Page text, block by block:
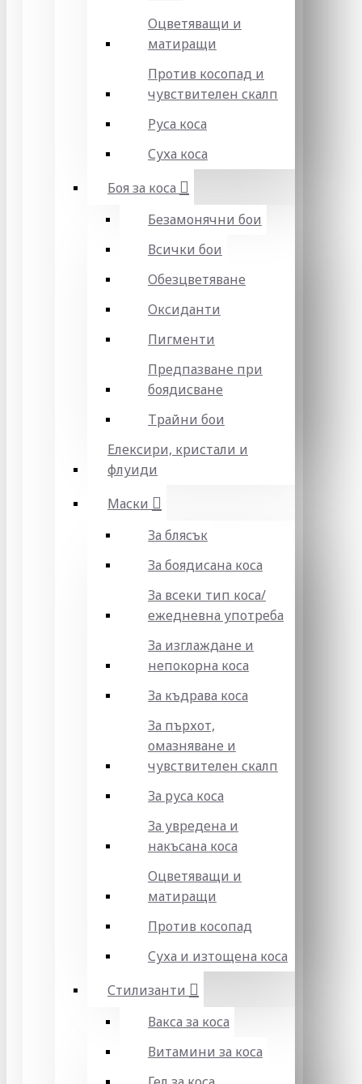
Оцветяващи и
матиращи
Против косопад и
чувствителен скалп
Руса коса
Суха коса
Боя за коса
Безамонячни бои
Всички бои
Обезцветяване
Оксиданти
Пигменти
Предпазване при
боядисване
Трайни бои
Елексири, кристали и
флуиди
Маски
За блясък
За боядисана коса
За всеки тип коса/
ежедневна употреба
За изглаждане и
непокорна коса
За къдрава коса
За пърхот,
омазняване и
чувствителен скалп
За руса коса
За увредена и
накъсана коса
Оцветяващи и
матиращи
Против косопад
Суха и изтощена коса
Стилизанти
Вакса за коса
Витамини за коса